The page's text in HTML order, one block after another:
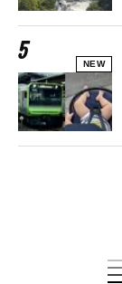
NEW